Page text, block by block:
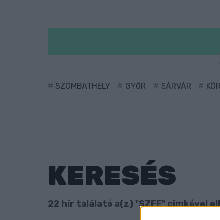
SZOMBATHELY GYŐR SÁRVÁR
KERESÉS
22 hír találató a(z) "SZFE" cimkével